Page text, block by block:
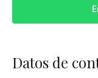
Datos de